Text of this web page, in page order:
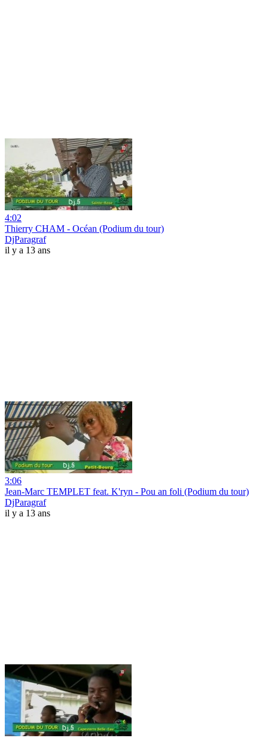
4:02
Thierry CHAM - Océan (Podium du tour)
DjParagraf
il y a 13 ans
3:06
Jean-Marc TEMPLET feat. K'ryn - Pou an foli (Podium du tour)
DjParagraf
il y a 13 ans